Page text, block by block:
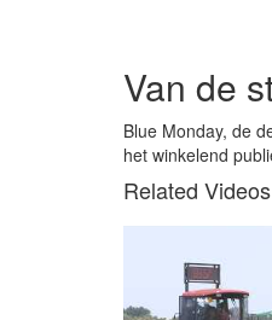
Van de
Blue Monday, de
het winkelend
Related Videos